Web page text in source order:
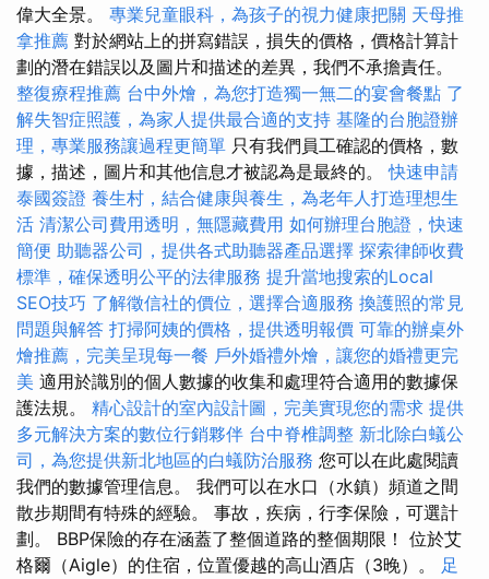
偉大全景。 專業兒童眼科，為孩子的視力健康把關 天母推
拿推薦 對於網站上的拼寫錯誤，損失的價格，價格計算計
劃的潛在錯誤以及圖片和描述的差異，我們不承擔責任。
整復療程推薦 台中外燴，為您打造獨一無二的宴會餐點 了
解失智症照護，為家人提供最合適的支持 基隆的台胞證辦
理，專業服務讓過程更簡單 只有我們員工確認的價格，數
據，描述，圖片和其他信息才被認為是最終的。快速申請
泰國簽證 養生村，結合健康與養生，為老年人打造理想生
活 清潔公司費用透明，無隱藏費用 如何辦理台胞證，快速
簡便 助聽器公司，提供各式助聽器產品選擇 探索律師收費
標準，確保透明公平的法律服務 提升當地搜索的Local
SEO技巧 了解徵信社的價位，選擇合適服務 換護照的常見
問題與解答 打掃阿姨的價格，提供透明報價 可靠的辦桌外
燴推薦，完美呈現每一餐 戶外婚禮外燴，讓您的婚禮更完
美 適用於識別的個人數據的收集和處理符合適用的數據保
護法規。 精心設計的室內設計圖，完美實現您的需求 提供
多元解決方案的數位行銷夥伴 台中脊椎調整 新北除白蟻公
司，為您提供新北地區的白蟻防治服務 您可以在此處閱讀
我們的數據管理信息。 我們可以在水口（水鎮）頻道之間
散步期間有特殊的經驗。 事故，疾病，行李保險，可選計
劃。 BBP保險的存在涵蓋了整個道路的整個期限！ 位於艾
格爾（Aigle）的住宿，位置優越的高山酒店（3晚）。 足